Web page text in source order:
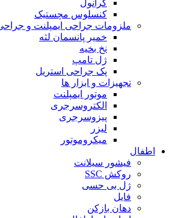
گرانول
کنسلوس مچستیک
ملزومات جراحی ایمپلنت و
خمیر پانسمان لثه
نخ بخیه
ژل تامپ
پک جراحی استریل
تجهیزات و ابزار ها
موتور ایمپلنت
الکتروسرجری
پیزوسرجری
لیزر
میکروموتور
اطفال
فیشور سیلانت
روکش SSC
ژل بی حسی
فایل
دهان بازکن